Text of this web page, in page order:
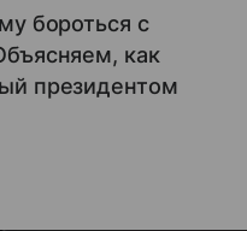
бороться с
как
президентом